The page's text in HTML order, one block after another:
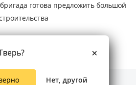
готова предложить большой
Нет, другой